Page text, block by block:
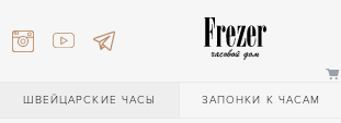
ШВЕЙЦАРСКИЕ ЧАСЫ ЗАПОНКИ К ЧАСАМ